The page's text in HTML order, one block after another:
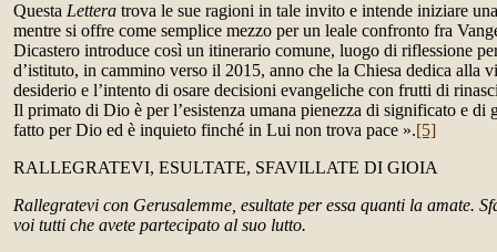
Questa Lettera trova le sue ragioni in tale invito e intende iniziare
mentre si offre come semplice mezzo per un leale confronto fra
Dicastero introduce così un itinerario comune, luogo di riflessione
d’istituto, in cammino verso il 2015, anno che la Chiesa dedica alla
desiderio e l’intento di osare decisioni evangeliche con frutti di
Il primato di Dio è per l’esistenza umana pienezza di significato e di
fatto per Dio ed è inquieto finché in Lui non trova pace ».[5]
RALLEGRATEVI, ESULTATE, SFAVILLATE DI GIOIA
Rallegratevi con Gerusalemme, esultate per essa quanti la amate.
voi tutti che avete partecipato al suo lutto.